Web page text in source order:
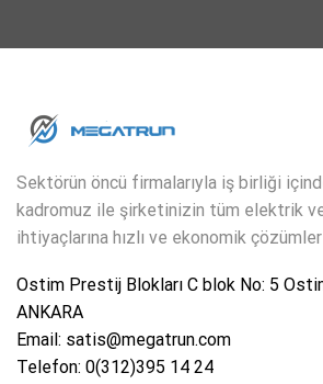
Sektörün öncü firmalarıyla iş birliği
kadromuz ile şirketinizin tüm elektrik
ihtiyaçlarına hızlı ve ekonomik
Ostim Prestij Blokları C blok No: 5
ANKARA
Email: satis@megatrun.com
Telefon: 0(312)395 14 24